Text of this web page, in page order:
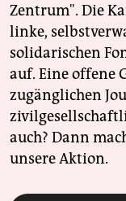
Zentrum". Die
linke,
solidarischen
auf. Eine offene
zugänglichen
auch? Dann
unsere Aktion.